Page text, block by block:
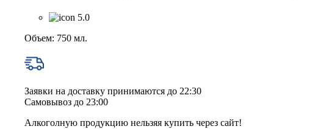
5.0
Объем: 750 мл.
Заявки на доставку принимаются до 22:30
Самовывоз до 23:00
Алкоголную продукцию нельзяя купить через сайт!